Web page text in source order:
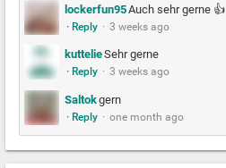
lockerfun95Auch sehr gerne 👍
· Reply · 3 weeks ago
kuttelieSehr gerne
· Reply · 3 weeks ago
Saltokgern
· Reply · one month ago